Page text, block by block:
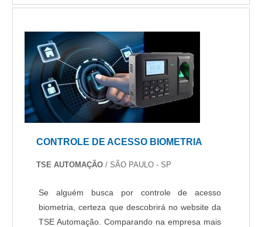
CONTROLE DE ACESSO BIOMETRIA
TSE AUTOMAÇÃO/ SÃO PAULO - SP
Se alguém busca por controle de acesso
biometria, certeza que descobrirá no website da
TSE Automação. Comparando na empresa mais